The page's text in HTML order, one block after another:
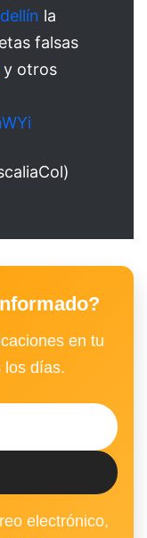
la
falsas
y otros
en tu
los días.
electrónico,